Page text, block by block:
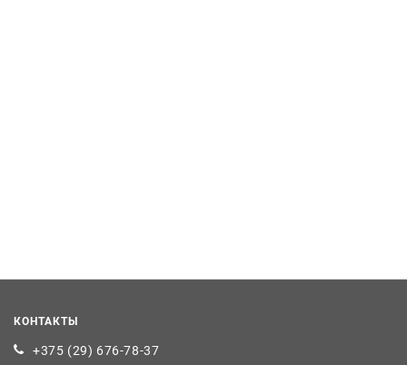
КОНТАКТЫ
+375 (29) 676-78-37